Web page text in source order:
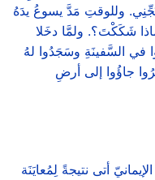
وللوقتِ مَدَّ يسوعُ يدَهُ
شَكَكْتَ؟. ولمَّا دخَلا
في السَّفينَةِ وسَجَدُوا لهُ
جاؤُوا إلى أرضِ
أتى نتيجةً لِمُعايَنَة